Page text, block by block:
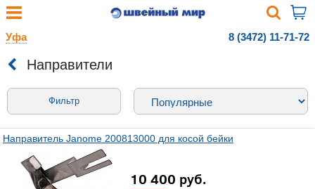
Уфа 8 (3472) 11-71-72
Направители
Фильтр
Направитель Janome 200813000 для косой бейки
10 400 руб.